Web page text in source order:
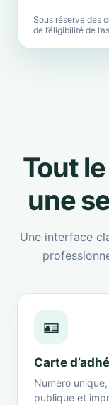
Sous réserve des
de l’éligibilité de
Tout
une
Une interface
🪪
Carte
Numéro
publique et